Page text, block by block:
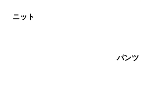
シルバー
ニット
パンツ